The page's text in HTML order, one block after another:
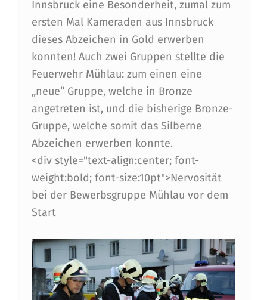
R
O
N
Z
E
F
Ü
R
M
Ü
H
L
A
U
Innsbruck eine Besonderheit, zumal zum
ersten Mal Kameraden aus Innsbruck
dieses Abzeichen in Gold erwerben
konnten! Auch zwei Gruppen stellte die
Feuerwehr Mühlau: zum einen eine
„neue“ Gruppe, welche in Bronze
angetreten ist, und die bisherige Bronze-
Gruppe, welche somit das Silberne
Abzeichen erwerben konnte.
<div style="text-align:center; font-
weight:bold; font-size:10pt">Nervosität
bei der Bewerbsgruppe Mühlau vor dem
Start